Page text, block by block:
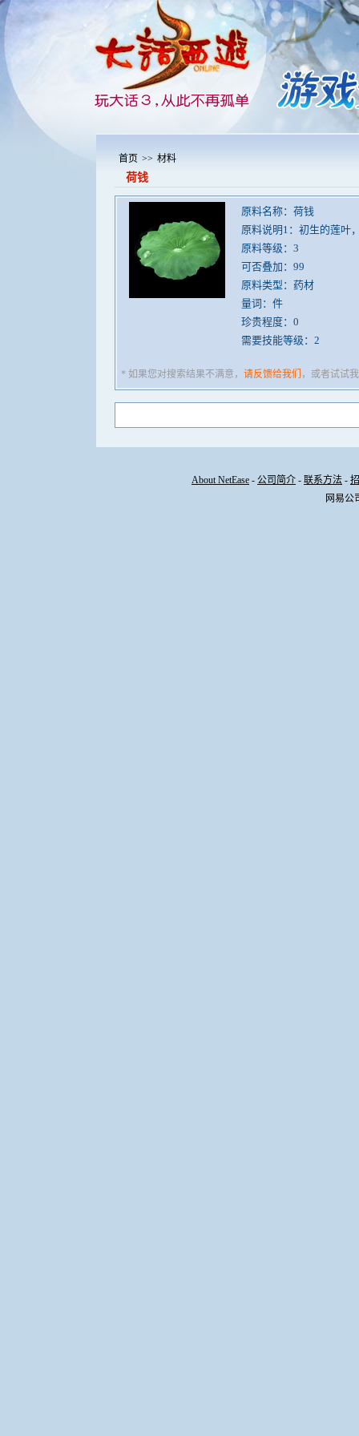
首页 >> 材料
荷钱
原料名称：荷钱
原料说明1：初生的莲叶
原料等级：3
可否叠加：99
原料类型：药材
量词：件
珍贵程度：0
需要技能等级：2
* 如果您对搜索结果不满意， 请反馈给我们 ，或者试试
About NetEase - 公司简介 - 联系方法 -
网易公